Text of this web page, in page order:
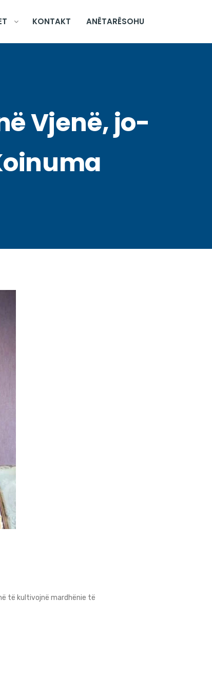
KONTAKT ANËTARËSOHU
Vjenë, jo-
të kultivojnë mardhënie të